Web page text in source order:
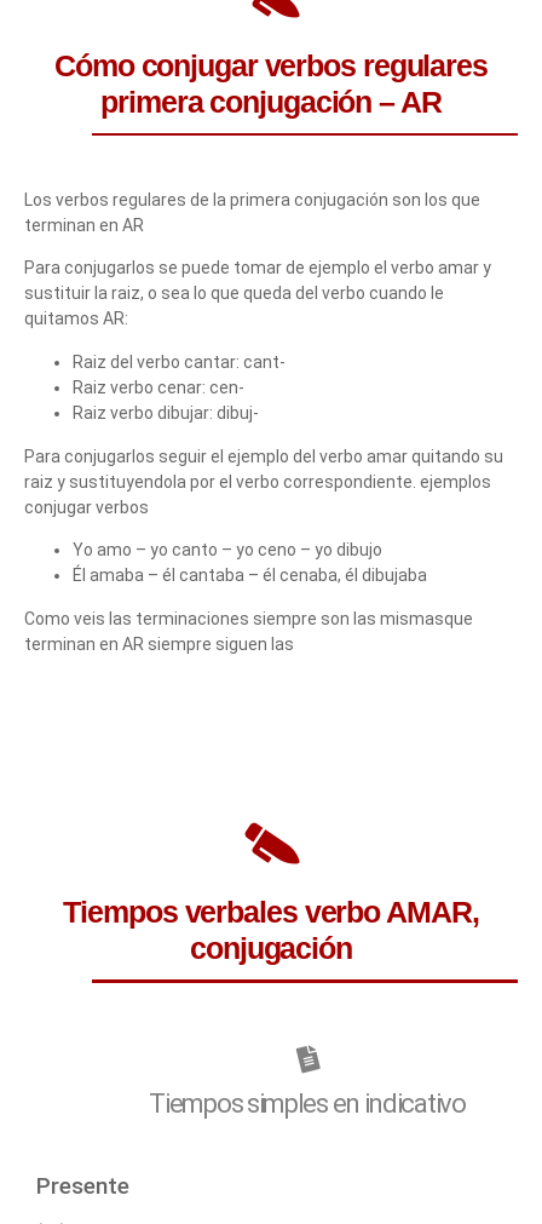
Cómo conjugar verbos regulares
primera conjugación – AR
Los verbos regulares de la primera conjugación son los que
terminan en AR
Para conjugarlos se puede tomar de ejemplo el verbo amar y
sustituir la raiz, o sea lo que queda del verbo cuando le
quitamos AR:
Raiz del verbo cantar: cant-
Raiz verbo cenar: cen-
Raiz verbo dibujar: dibuj-
Para conjugarlos seguir el ejemplo del verbo amar quitando su
raiz y sustituyendola por el verbo correspondiente. ejemplos
conjugar verbos
Yo amo – yo canto – yo ceno – yo dibujo
Él amaba – él cantaba – él cenaba, él dibujaba
Como veis las terminaciones siempre son las mismasque
terminan en AR siempre siguen las
Tiempos verbales verbo AMAR,
conjugación
Tiempos simples en indicativo
Presente